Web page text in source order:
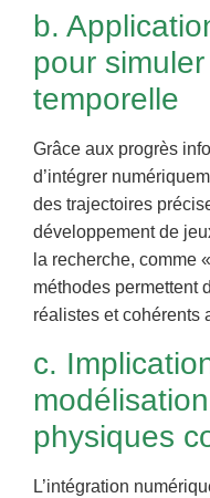
b.
pour simuler
temporelle
Grâce aux progrès
d’intégrer
des trajectoires
développement de
la recherche, comme
méthodes permettent
réalistes et cohérents
c.
physiques
L’intégration